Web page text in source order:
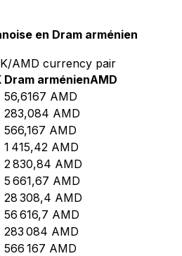
en Dram arménien
AMD currency pair
Dram arménienAMD
56,6167 AMD
283,084 AMD
566,167 AMD
1 415,42 AMD
2 830,84 AMD
5 661,67 AMD
28 308,4 AMD
56 616,7 AMD
283 084 AMD
566 167 AMD